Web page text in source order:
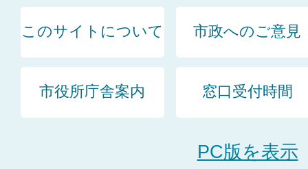
このサイトについて 市政へのご意見
市役所庁舎案内 窓口受付時間
PC版を表示